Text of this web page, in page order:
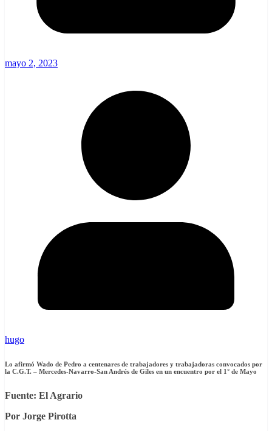
mayo 2, 2023
hugo
Lo afirmó Wado de Pedro a centenares de trabajadores y trabajadoras convocados por
la C.G.T. – Mercedes-Navarro-San Andrés de Giles en un encuentro por el 1° de Mayo
Fuente: El Agrario
Por Jorge Pirotta